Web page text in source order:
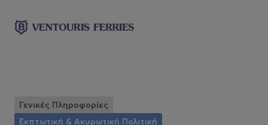
Γενικές Πληροφορίες
Εκπτωτική & Ακυρωτική Πολιτική